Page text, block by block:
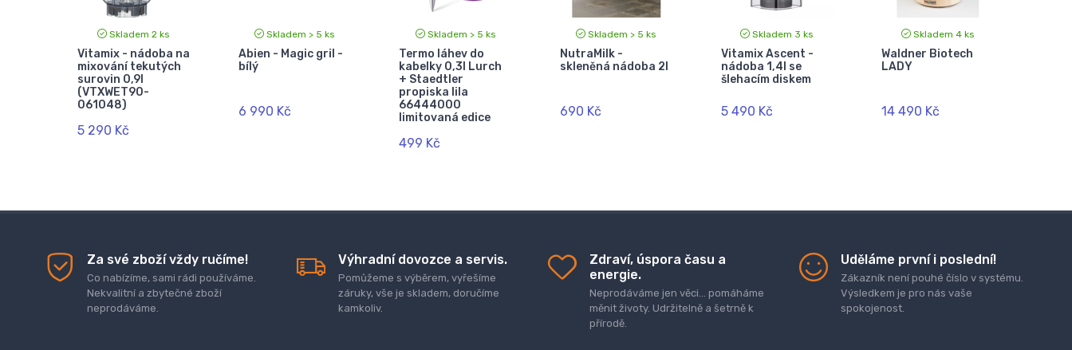
Skladem 2 ks
Vitamix - nádoba na
mixování tekutých
surovin 0,9l
(VTXWET90-
061048)
5 290 Kč
Skladem > 5 ks
Abien - Magic gril -
bílý
6 990 Kč
Skladem > 5 ks
Termo láhev do
kabelky 0,3l Lurch
+ Staedtler
propiska lila
66444000
limitovaná edice
499 Kč
Skladem > 5 ks
NutraMilk -
skleněná nádoba 2l
690 Kč
Skladem 3 ks
Vitamix Ascent -
nádoba 1,4l se
šlehacím diskem
5 490 Kč
Skladem 4 ks
Waldner Biotech
LADY
14 490 Kč
Za své zboží vždy ručíme!
Co nabízíme, sami rádi používáme.
Nekvalitní a zbytečné zboží
neprodáváme.
Výhradní dovozce a servis.
Pomůžeme s výběrem, vyřešíme
záruky, vše je skladem, doručíme
kamkoliv.
Zdraví, úspora času a
energie.
Neprodáváme jen věci... pomáháme
měnit životy. Udržitelně a šetrně k
přírodě.
Uděláme první i poslední!
Zákazník není pouhé číslo v systému.
Výsledkem je pro nás vaše
spokojenost.